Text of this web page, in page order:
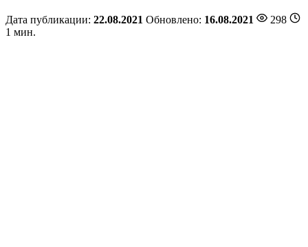
Дата публикации: 22.08.2021 Обновлено: 16.08.2021
298
1 мин.